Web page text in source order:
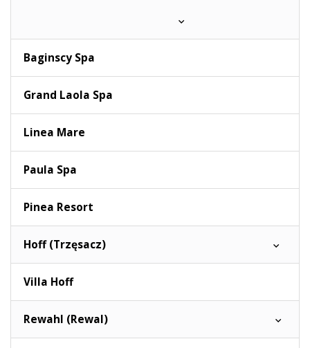
Baginscy Spa
Grand Laola Spa
Linea Mare
Paula Spa
Pinea Resort
Hoff (Trzęsacz)
Villa Hoff
Rewahl (Rewal)